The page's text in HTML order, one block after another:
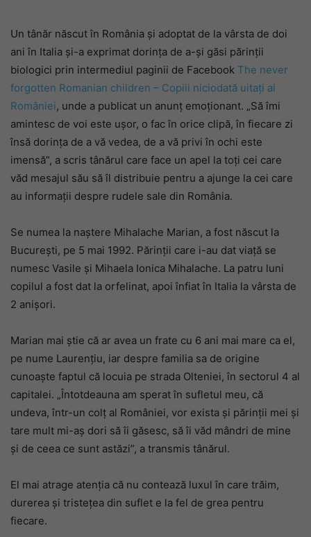
Un tânăr născut în România și adoptat de la vârsta de doi
ani în Italia și-a exprimat dorința de a-și găsi părinții
biologici prin intermediul paginii de Facebook The never
forgotten Romanian children – Copiii niciodată uitați ai
României, unde a publicat un anunț emoționant. „Să îmi
amintesc de voi este ușor, o fac în orice clipă, în fiecare zi
însă dorința de a vă vedea, de a vă privi în ochi este
imensă”, a scris tânărul care face un apel la toți cei care
văd mesajul său să îl distribuie pentru a ajunge la cei care
au informații despre rudele sale din România.
Se numea la naștere Mihalache Marian, a fost născut la
București, pe 5 mai 1992. Părinții care i-au dat viață se
numesc Vasile și Mihaela Ionica Mihalache. La patru luni
copilul a fost dat la orfelinat, apoi înfiat în Italia la vârsta de
2 anișori.
Marian mai știe că ar avea un frate cu 6 ani mai mare ca el,
pe nume Laurențiu, iar despre familia sa de origine
cunoaște faptul că locuia pe strada Olteniei, în sectorul 4 al
capitalei. „Întotdeauna am sperat în sufletul meu, că
undeva, într-un colț al României, vor exista și părinții mei și
tare mult mi-aș dori să îi găsesc, să îi văd mândri de mine
și de ceea ce sunt astăzi”, a transmis tânărul.
El mai atrage atenția că nu contează luxul în care trăim,
durerea și tristețea din suflet e la fel de grea pentru
fiecare.